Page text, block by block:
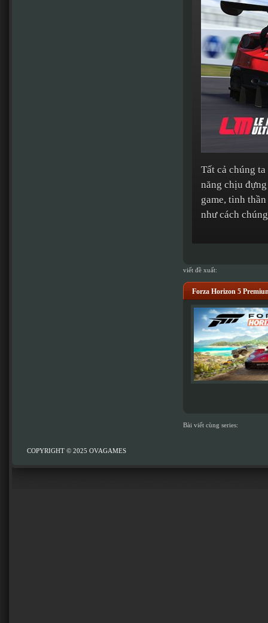
Tất cả chúng
năng chịu
game, tinh
như cách
viết đề xuất:
Forza Horizon 5
Bài viết cùng series:
COPYRIGHT © 2025 OVAGAMES